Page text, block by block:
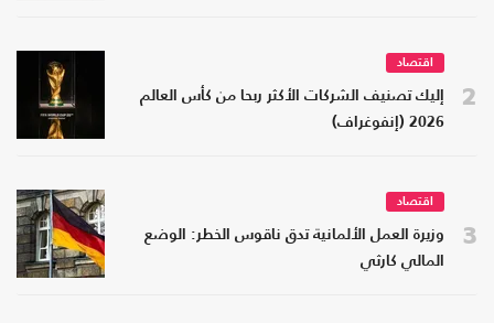
2
اقتصاد
إليك تصنيف الشركات الأكثر ربحا من كأس العالم
2026 (إنفوغراف)
3
اقتصاد
وزيرة العمل الألمانية تدق ناقوس الخطر: الوضع
المالي كارثي